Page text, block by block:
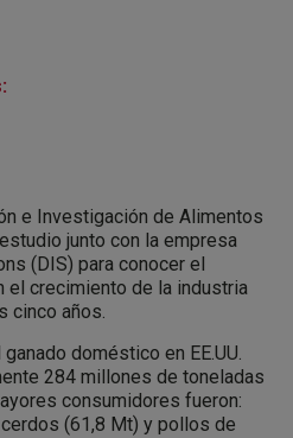
e Investigación de Alimentos
junto con la empresa
(DIS) para conocer el
el crecimiento de la industria
cinco años.
doméstico en EE.UU.
284 millones de toneladas
consumidores fueron:
(61,8 Mt) y pollos de